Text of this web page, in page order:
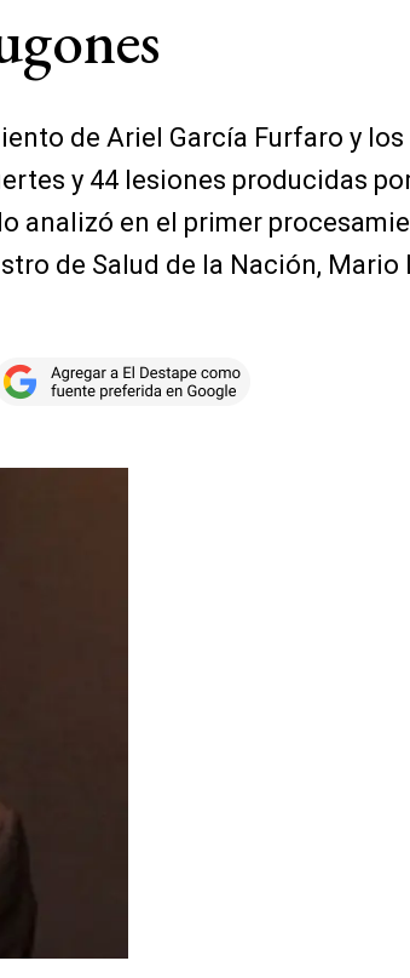
de Ariel García Furfaro y
y 44 lesiones producidas
analizó en el primer
de Salud de la Nación, Mario